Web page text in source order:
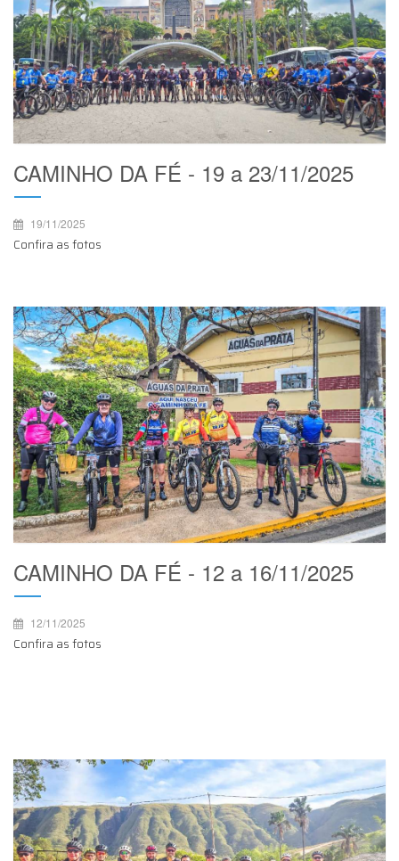
CAMINHO DA FÉ - 19 a 23/11/2025
19/11/2025
Confira as fotos
CAMINHO DA FÉ - 12 a 16/11/2025
12/11/2025
Confira as fotos